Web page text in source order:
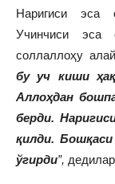
Наригиси эса
Учинчиси эса
соллаллоҳу
бу уч киши
Аллоҳдан
берди.
қилди.
ўгирди”,